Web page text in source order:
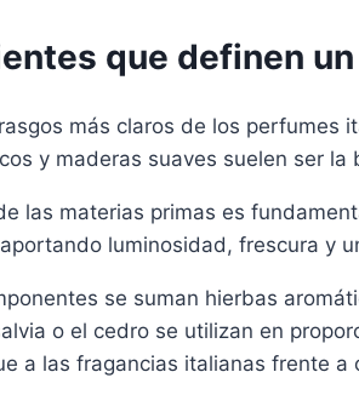
que definen
más claros de los perfumes
y maderas suaves suelen ser la
las materias primas es
luminosidad, frescura y
se suman hierbas
o el cedro se utilizan en
a las fragancias italianas frente